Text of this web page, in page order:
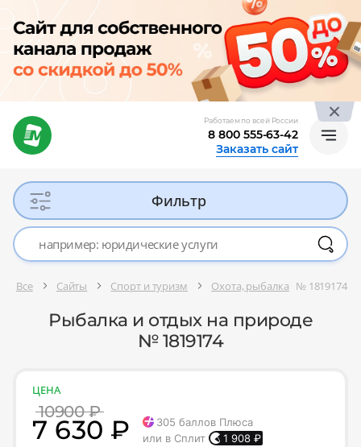
Работаем по всей России
8 800 555-63-42
Заказать сайт
Фильтр
Все Сайты Спорт и туризм Охота, рыбалка № 1819174
Рыбалка и отдых на природе
№ 1819174
ЦЕНА
10900 ₽
7 630 ₽ 305 баллов Плюса
или в Сплит
1 908 ₽